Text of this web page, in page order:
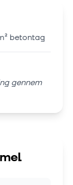
betontag
gennem